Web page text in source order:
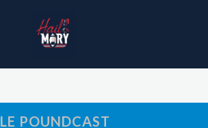
LE POUNDCAST